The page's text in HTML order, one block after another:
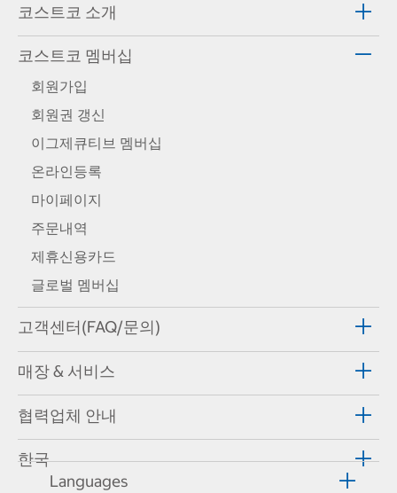
코스트코 소개
코스트코 멤버십
회원가입
회원권 갱신
이그제큐티브 멤버십
온라인등록
마이페이지
주문내역
제휴신용카드
글로벌 멤버십
고객센터(FAQ/문의)
매장 & 서비스
협력업체 안내
한국
Languages